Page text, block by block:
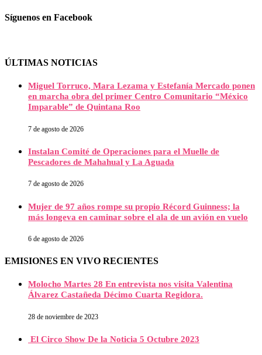
Síguenos en Facebook
ÚLTIMAS NOTICIAS
Miguel Torruco, Mara Lezama y Estefanía Mercado ponen
en marcha obra del primer Centro Comunitario “México
Imparable” de Quintana Roo
7 de agosto de 2026
Instalan Comité de Operaciones para el Muelle de
Pescadores de Mahahual y La Aguada
7 de agosto de 2026
Mujer de 97 años rompe su propio Récord Guinness; la
más longeva en caminar sobre el ala de un avión en vuelo
6 de agosto de 2026
EMISIONES EN VIVO RECIENTES
Molocho Martes 28 En entrevista nos visita Valentina
Álvarez Castañeda Décimo Cuarta Regidora.
28 de noviembre de 2023
El Circo Show De la Noticia 5 Octubre 2023